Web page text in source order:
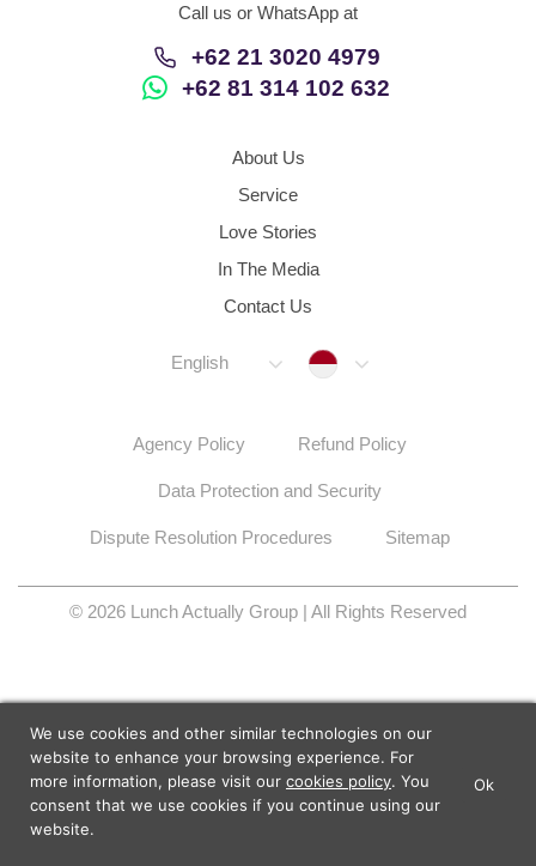
Call us or WhatsApp at
+62 21 3020 4979
+62 81 314 102 632
About Us
Service
Love Stories
In The Media
Contact Us
English Indonesia
Agency Policy Refund Policy
Data Protection and Security
Dispute Resolution Procedures Sitemap
© 2026 Lunch Actually Group | All Rights Reserved
Lunch Actually - Dating For
We use cookies and other similar technologies on our
website to enhance your browsing experience. For
more information, please visit our cookies policy. You
consent that we use cookies if you continue using our
website.
Ok